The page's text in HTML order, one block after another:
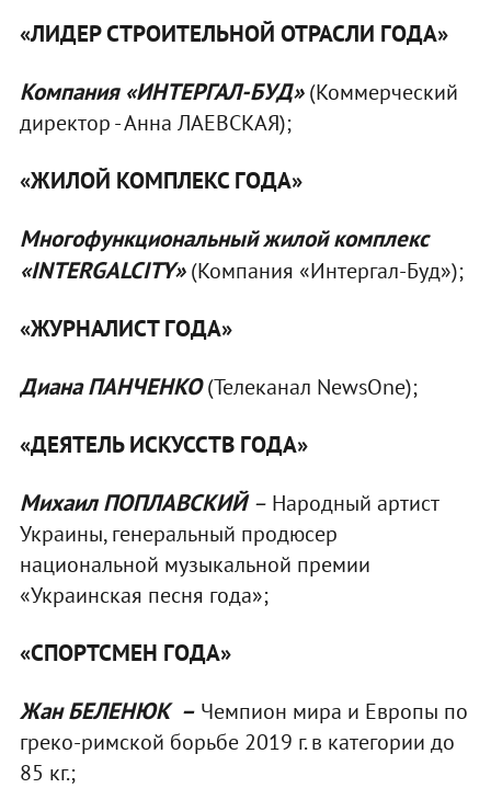
«ЛИДЕР СТРОИТЕЛЬНОЙ ОТРАСЛИ ГОДА»
Компания «ИНТЕРГАЛ-БУД»(Коммерческий
директор - Анна ЛАЕВСКАЯ);
«ЖИЛОЙ КОМПЛЕКС ГОДА»
Многофункциональный жилой комплекс
«INTERGALCITY»(Компания «Интергал-Буд»);
«ЖУРНАЛИСТ ГОДА»
Диана ПАНЧЕНКО(Телеканал NewsОne);
«ДЕЯТЕЛЬ ИСКУССТВ ГОДА»
Михаил ПОПЛАВСКИЙ –Народный артист
Украины, генеральный продюсер
национальной музыкальной премии
«Украинская песня года»;
«СПОРТСМЕН ГОДА»
Жан БЕЛЕНЮК –Чемпион мира и Европы по
греко-римской борьбе 2019 г. в категории до
85 кг.;